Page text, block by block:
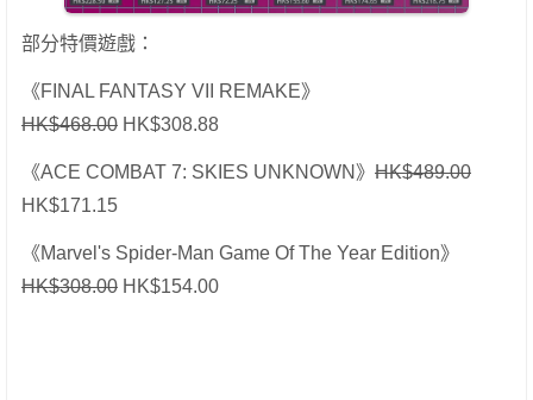
部分特價遊戲：
《FINAL FANTASY VII REMAKE》
HK$468.00 HK$308.88
《ACE COMBAT 7: SKIES UNKNOWN》 HK$489.00
HK$171.15
《Marvel's Spider-Man Game Of The Year Edition》
HK$308.00 HK$154.00